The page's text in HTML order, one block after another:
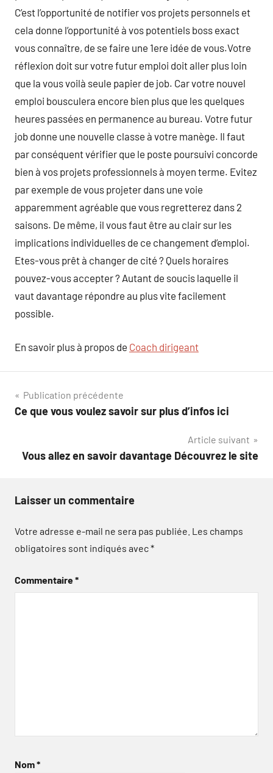
C’est l’opportunité de notifier vos projets personnels et
cela donne l’opportunité à vos potentiels boss exact
vous connaître, de se faire une 1ere idée de vous.Votre
réflexion doit sur votre futur emploi doit aller plus loin
que la vous voilà seule papier de job. Car votre nouvel
emploi bousculera encore bien plus que les quelques
heures passées en permanence au bureau. Votre futur
job donne une nouvelle classe à votre manège. Il faut
par conséquent vérifier que le poste poursuivi concorde
bien à vos projets professionnels à moyen terme. Evitez
par exemple de vous projeter dans une voie
apparemment agréable que vous regretterez dans 2
saisons. De même, il vous faut être au clair sur les
implications individuelles de ce changement d’emploi.
Etes-vous prêt à changer de cité ? Quels horaires
pouvez-vous accepter ? Autant de soucis laquelle il
vaut davantage répondre au plus vite facilement
possible.
En savoir plus à propos de Coach dirigeant
Navigation
de
Publication précédente
Ce que vous voulez savoir sur plus d’infos ici
Article suivant
Vous allez en savoir davantage Découvrez le site
Laisser un commentaire
Votre adresse e-mail ne sera pas publiée. Les champs
obligatoires sont indiqués avec*
Commentaire*
Nom*